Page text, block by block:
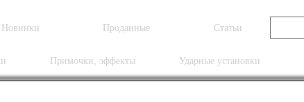
Новинки Проданные Статьи
Примочки, эффекты Ударные установки